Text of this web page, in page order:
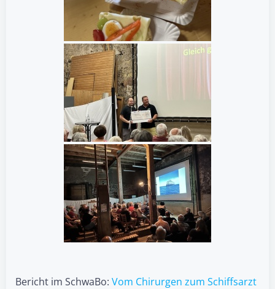
Bericht im SchwaBo: Vom Chirurgen zum Schiffsarzt